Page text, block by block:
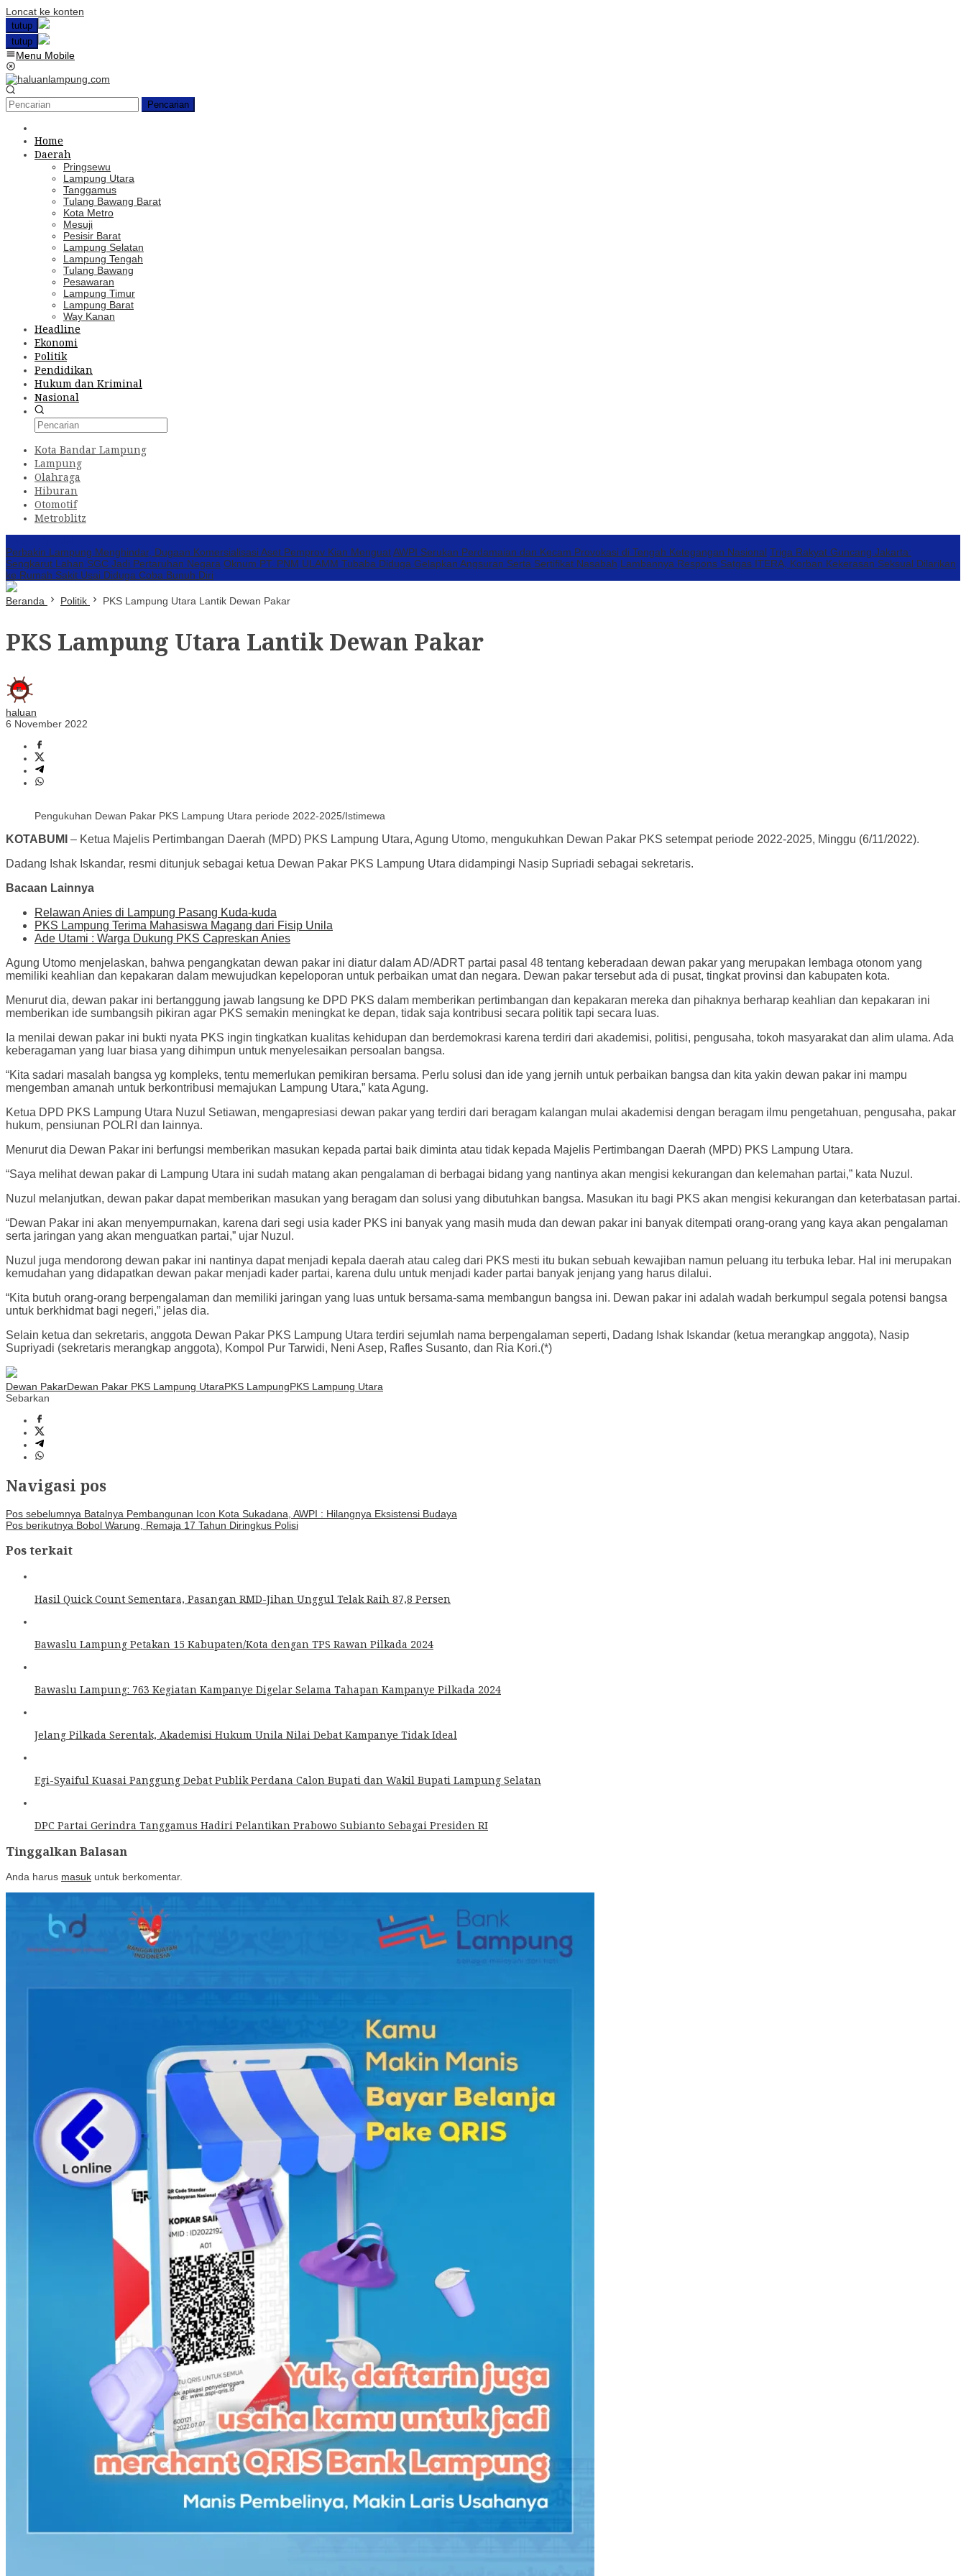
Loncat ke konten
tutup
tutup
Menu Mobile
Pencarian
Home
Daerah
Pringsewu
Lampung Utara
Tanggamus
Tulang Bawang Barat
Kota Metro
Mesuji
Pesisir Barat
Lampung Selatan
Lampung Tengah
Tulang Bawang
Pesawaran
Lampung Timur
Lampung Barat
Way Kanan
Headline
Ekonomi
Politik
Pendidikan
Hukum dan Kriminal
Nasional
Kota Bandar Lampung
Lampung
Olahraga
Hiburan
Otomotif
Metroblitz
Perbakin Lampung Menghindar, Dugaan Komersialisasi Aset Pemprov Kian MenguatAWPI Serukan Perdamaian dan Kecam Provokasi di Tengah Ketegangan Nasional Triga Rakyat Guncang Jakarta:
Sengkarut Lahan SGC Jadi Pertaruhan Negara Oknum PT. PNM ULAMM Tubaba Diduga Gelapkan Angsuran Serta Sertifikat Nasabah Lambannya Respons Satgas ITERA, Korban Kekerasan Seksual Dilarikan
ke Rumah Sakit Usai Diduga Coba Bunuh Diri
Beranda Politik PKS Lampung Utara Lantik Dewan Pakar
PKS Lampung Utara Lantik Dewan Pakar
haluan
6 November 2022
Pengukuhan Dewan Pakar PKS Lampung Utara periode 2022-2025/Istimewa
KOTABUMI – Ketua Majelis Pertimbangan Daerah (MPD) PKS Lampung Utara, Agung Utomo, mengukuhkan Dewan Pakar PKS setempat periode 2022-2025, Minggu (6/11/2022).
Dadang Ishak Iskandar, resmi ditunjuk sebagai ketua Dewan Pakar PKS Lampung Utara didampingi Nasip Supriadi sebagai sekretaris.
Bacaan Lainnya
Relawan Anies di Lampung Pasang Kuda-kuda
PKS Lampung Terima Mahasiswa Magang dari Fisip Unila
Ade Utami : Warga Dukung PKS Capreskan Anies
Agung Utomo menjelaskan, bahwa pengangkatan dewan pakar ini diatur dalam AD/ADRT partai pasal 48 tentang keberadaan dewan pakar yang merupakan lembaga otonom yang
memiliki keahlian dan kepakaran dalam mewujudkan kepeloporan untuk perbaikan umat dan negara. Dewan pakar tersebut ada di pusat, tingkat provinsi dan kabupaten kota.
Menurut dia, dewan pakar ini bertanggung jawab langsung ke DPD PKS dalam memberikan pertimbangan dan kepakaran mereka dan pihaknya berharap keahlian dan kepakaran ini
memberikan ide sumbangsih pikiran agar PKS semakin meningkat ke depan, tidak saja kontribusi secara politik tapi secara luas.
Ia menilai dewan pakar ini bukti nyata PKS ingin tingkatkan kualitas kehidupan dan berdemokrasi karena terdiri dari akademisi, politisi, pengusaha, tokoh masyarakat dan alim ulama. Ada
keberagaman yang luar biasa yang dihimpun untuk menyelesaikan persoalan bangsa.
“Kita sadari masalah bangsa yg kompleks, tentu memerlukan pemikiran bersama. Perlu solusi dan ide yang jernih untuk perbaikan bangsa dan kita yakin dewan pakar ini mampu
mengemban amanah untuk berkontribusi memajukan Lampung Utara,” kata Agung.
Ketua DPD PKS Lampung Utara Nuzul Setiawan, mengapresiasi dewan pakar yang terdiri dari beragam kalangan mulai akademisi dengan beragam ilmu pengetahuan, pengusaha, pakar
hukum, pensiunan POLRI dan lainnya.
Menurut dia Dewan Pakar ini berfungsi memberikan masukan kepada partai baik diminta atau tidak kepada Majelis Pertimbangan Daerah (MPD) PKS Lampung Utara.
“Saya melihat dewan pakar di Lampung Utara ini sudah matang akan pengalaman di berbagai bidang yang nantinya akan mengisi kekurangan dan kelemahan partai,” kata Nuzul.
Nuzul melanjutkan, dewan pakar dapat memberikan masukan yang beragam dan solusi yang dibutuhkan bangsa. Masukan itu bagi PKS akan mengisi kekurangan dan keterbatasan partai.
“Dewan Pakar ini akan menyempurnakan, karena dari segi usia kader PKS ini banyak yang masih muda dan dewan pakar ini banyak ditempati orang-orang yang kaya akan pengalaman
serta jaringan yang akan menguatkan partai,” ujar Nuzul.
Nuzul juga mendorong dewan pakar ini nantinya dapat menjadi kepala daerah atau caleg dari PKS mesti itu bukan sebuah kewajiban namun peluang itu terbuka lebar. Hal ini merupakan
kemudahan yang didapatkan dewan pakar menjadi kader partai, karena dulu untuk menjadi kader partai banyak jenjang yang harus dilalui.
“Kita butuh orang-orang berpengalaman dan memiliki jaringan yang luas untuk bersama-sama membangun bangsa ini. Dewan pakar ini adalah wadah berkumpul segala potensi bangsa
untuk berkhidmat bagi negeri,” jelas dia.
Selain ketua dan sekretaris, anggota Dewan Pakar PKS Lampung Utara terdiri sejumlah nama berpengalaman seperti, Dadang Ishak Iskandar (ketua merangkap anggota), Nasip
Supriyadi (sekretaris merangkap anggota), Kompol Pur Tarwidi, Neni Asep, Rafles Susanto, dan Ria Kori.(*)
Dewan PakarDewan Pakar PKS Lampung UtaraPKS LampungPKS Lampung Utara
Sebarkan
Navigasi pos
Pos sebelumnya Batalnya Pembangunan Icon Kota Sukadana, AWPI : Hilangnya Eksistensi Budaya
Pos berikutnya Bobol Warung, Remaja 17 Tahun Diringkus Polisi
Pos terkait
Hasil Quick Count Sementara, Pasangan RMD-Jihan Unggul Telak Raih 87,8 Persen
Bawaslu Lampung Petakan 15 Kabupaten/Kota dengan TPS Rawan Pilkada 2024
Bawaslu Lampung: 763 Kegiatan Kampanye Digelar Selama Tahapan Kampanye Pilkada 2024
Jelang Pilkada Serentak, Akademisi Hukum Unila Nilai Debat Kampanye Tidak Ideal
Egi-Syaiful Kuasai Panggung Debat Publik Perdana Calon Bupati dan Wakil Bupati Lampung Selatan
DPC Partai Gerindra Tanggamus Hadiri Pelantikan Prabowo Subianto Sebagai Presiden RI
Tinggalkan Balasan
Anda harus masuk untuk berkomentar.